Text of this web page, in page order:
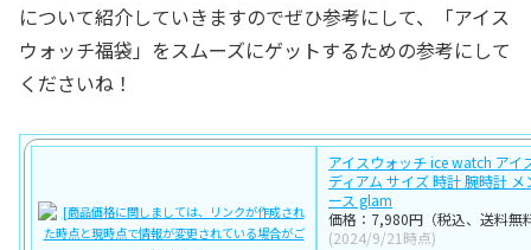
について紹介していきますのでぜひ参考にして、「アイス
ウォッチ福袋」をスムーズにゲットするための参考にして
くださいね！
アイスウォッチ ice watch アイ
ディアム サイズ 時計 腕時計 メ
ース glam
価格：7,980円（税込、送料無
(2024/9/21時点)